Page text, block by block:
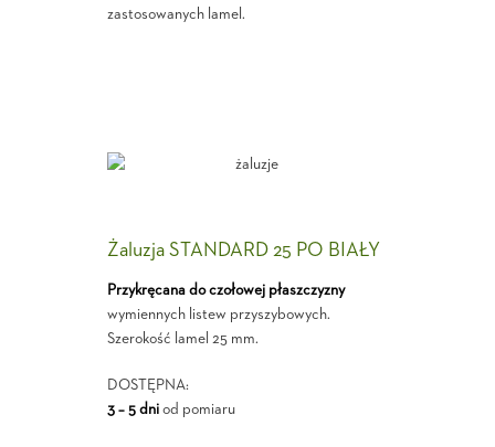
zastosowanych lamel.
Żaluzja STANDARD 25 PO BIAŁY
Przykręcana do czołowej płaszczyzny
wymiennych listew przyszybowych.
Szerokość lamel 25 mm.
DOSTĘPNA:
3 – 5 dniod pomiaru